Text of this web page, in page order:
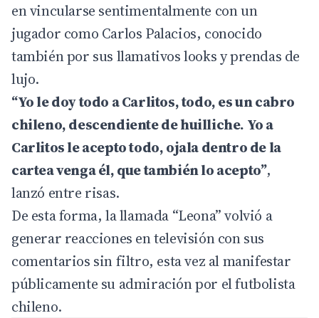
en vincularse sentimentalmente con un
jugador como Carlos Palacios, conocido
también por sus llamativos looks y prendas de
lujo.
“Yo le doy todo a Carlitos, todo, es un cabro
chileno, descendiente de huilliche. Yo a
Carlitos le acepto todo, ojala dentro de la
cartea venga él, que también lo acepto”,
lanzó entre risas.
De esta forma, la llamada “Leona” volvió a
generar reacciones en televisión con sus
comentarios sin filtro, esta vez al manifestar
públicamente su admiración por el futbolista
chileno.